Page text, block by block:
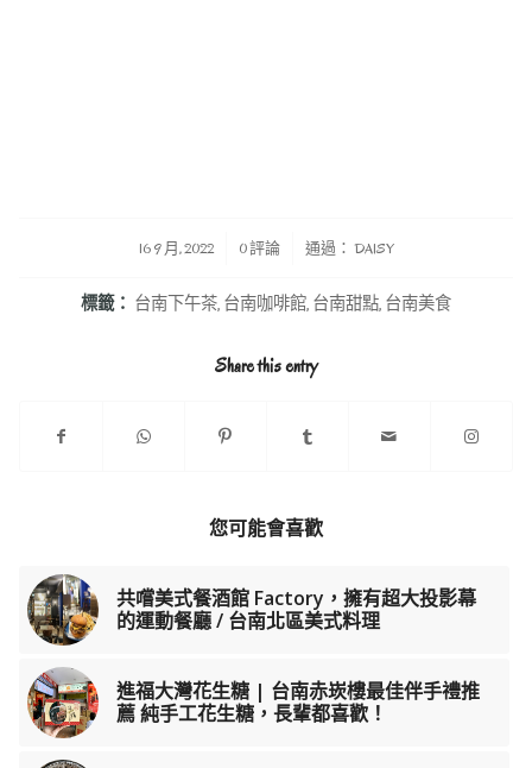
16 9 月, 2022
/ 0 評論 通過： DAISY
標籤： 台南下午茶, 台南咖啡館, 台南甜點, 台南美食
Share this entry
您可能會喜歡
共嚐美式餐酒館 Factory，擁有超大投影幕
的運動餐廳 / 台南北區美式料理
進福大灣花生糖 | 台南赤崁樓最佳伴手禮推
薦 純手工花生糖，長輩都喜歡！